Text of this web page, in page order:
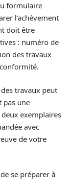
formulaire
l’achèvement
doit être
: numéro de
des travaux
travaux peut
pas une
exemplaires
avec
de votre
se préparer à